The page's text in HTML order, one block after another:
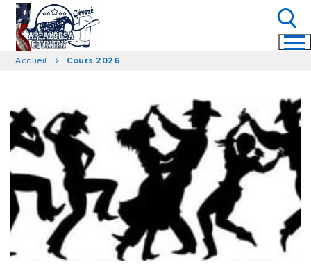
Aller
contenu
Accueil Cours 2026